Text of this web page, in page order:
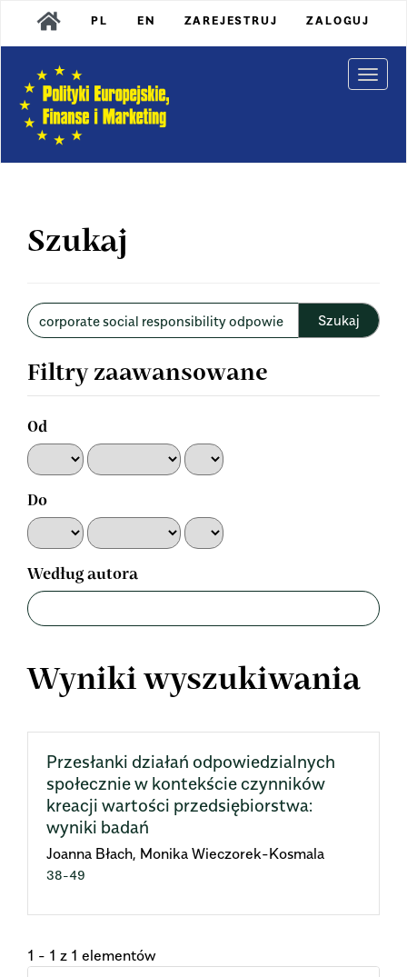
Main
Navigation
Content
Sidebar
PL EN ZAREJESTRUJ ZALOGUJ
Szukaj
Wyszukaj
w
Filtry zaawansowane
Od
Do
Według autora
Wyniki wyszukiwania
Przesłanki działań odpowiedzialnych
społecznie w kontekście czynników
kreacji wartości przedsiębiorstwa:
wyniki badań
Joanna Błach, Monika Wieczorek-Kosmala
38-49
1 - 1 z 1 elementów